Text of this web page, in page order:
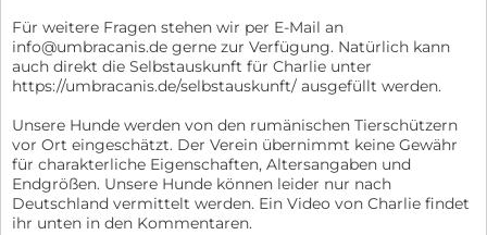
Für weitere Fragen stehen wir per E-Mail an
info@umbracanis.de gerne zur Verfügung. Natürlich kann
auch direkt die Selbstauskunft für Charlie unter
https://umbracanis.de/selbstauskunft/ ausgefüllt werden.
Unsere Hunde werden von den rumänischen Tierschützern
vor Ort eingeschätzt. Der Verein übernimmt keine Gewähr
für charakterliche Eigenschaften, Altersangaben und
Endgrößen. Unsere Hunde können leider nur nach
Deutschland vermittelt werden. Ein Video von Charlie findet
ihr unten in den Kommentaren.